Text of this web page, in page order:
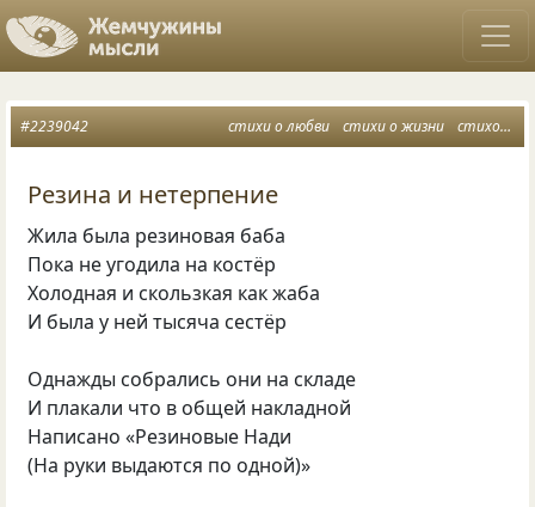
стихи о любви стихи о жизни стихотворение
#2239042
Резина и нетерпение
Жила была резиновая баба
Пока не угодила на костёр
Холодная и скользкая как жаба
И была у ней тысяча сестёр
Однажды собрались они на складе
И плакали что в общей накладной
Написано «Резиновые Нади
(На руки выдаются по одной)»